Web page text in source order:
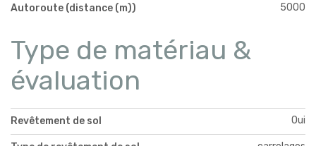
Autoroute (distance (m)) 5000
Type de matériau &
évaluation
Revêtement de sol Oui